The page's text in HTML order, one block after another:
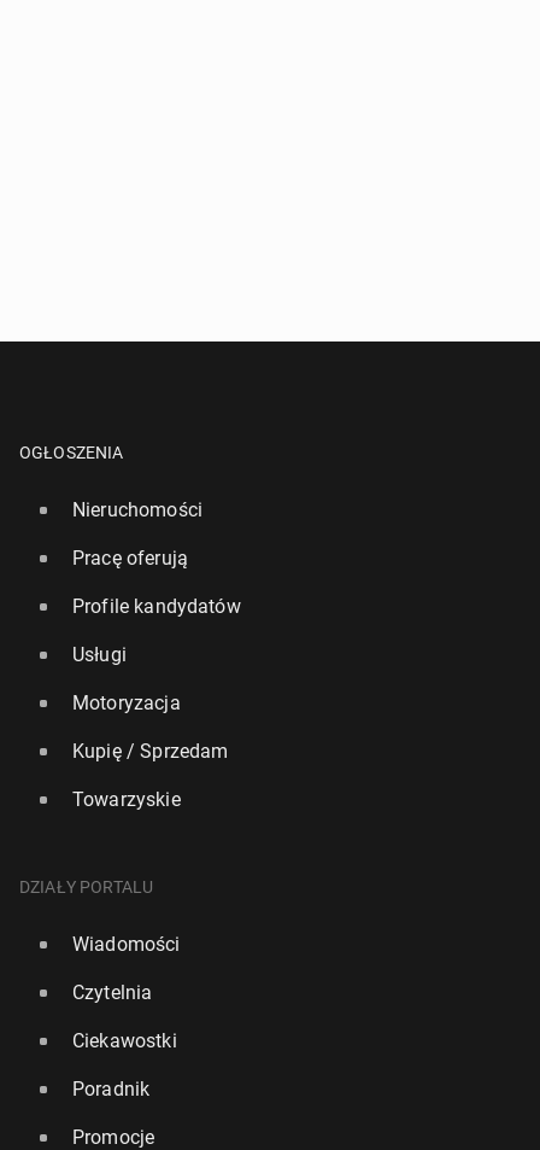
OGŁOSZENIA
Nieruchomości
Pracę oferują
Profile kandydatów
Usługi
Motoryzacja
Kupię / Sprzedam
Towarzyskie
DZIAŁY PORTALU
Wiadomości
Czytelnia
Ciekawostki
Poradnik
Promocje